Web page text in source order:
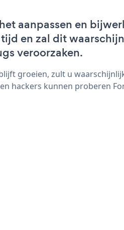
aanpassen en
tijd en zal dit
veroorzaken.
groeien, zult u
hackers kunnen proberen